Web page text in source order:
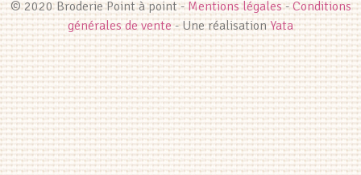
© 2020 Broderie Point à point - Mentions légales-Conditions
générales de vente- Une réalisationYata